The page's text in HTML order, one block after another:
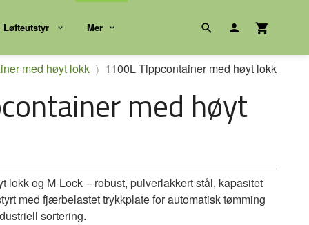
Løfteutstyr Mer
med høyt lokk 1100L Tippcontainer med høyt lokk
med høyt
lokk og M‑Lock – robust, pulverlakkert stål, kapasitet
med fjærbelastet trykkplate for automatisk tømming
sortering.